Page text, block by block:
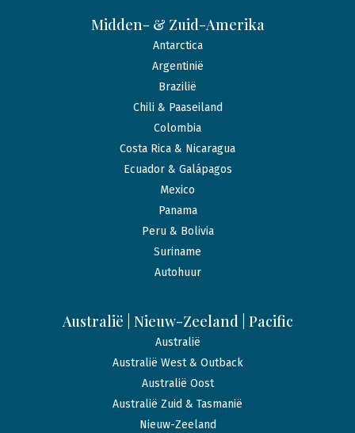
Midden- & Zuid-Amerika
Antarctica
Argentinië
Brazilië
Chili & Paaseiland
Colombia
Costa Rica & Nicaragua
Ecuador & Galápagos
Mexico
Panama
Peru & Bolivia
Suriname
Autohuur
Australië | Nieuw-Zeeland | Pacific
Australië
Australië West & Outback
Australië Oost
Australië Zuid & Tasmanië
Nieuw-Zeeland